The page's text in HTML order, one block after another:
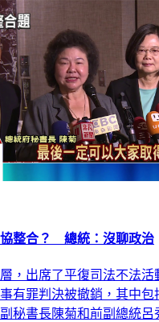
整合？ 總統：沒聊政治
，出席了平復司法不法
有罪判決被撤銷，其中包
秘書長陳菊和前副總統呂